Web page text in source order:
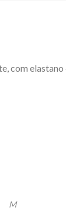
com elastano
M